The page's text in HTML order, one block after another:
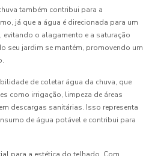
também contribui para a
já que a água é direcionada para um
o alagamento e a saturação
seu jardim se mantém, promovendo um
de coletar água da chuva, que
como irrigação, limpeza de áreas
descargas sanitárias. Isso representa
de água potável e contribui para